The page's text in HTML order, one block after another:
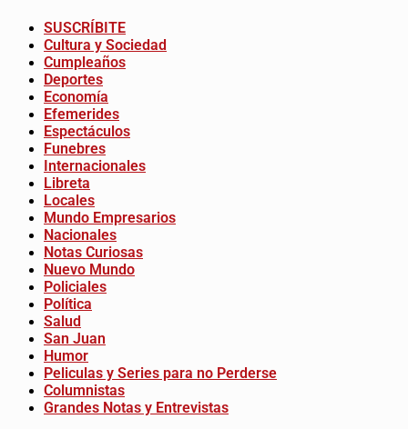
SUSCRÍBITE
Cultura y Sociedad
Cumpleaños
Deportes
Economía
Efemerides
Espectáculos
Funebres
Internacionales
Libreta
Locales
Mundo Empresarios
Nacionales
Notas Curiosas
Nuevo Mundo
Policiales
Política
Salud
San Juan
Humor
Peliculas y Series para no Perderse
Columnistas
Grandes Notas y Entrevistas